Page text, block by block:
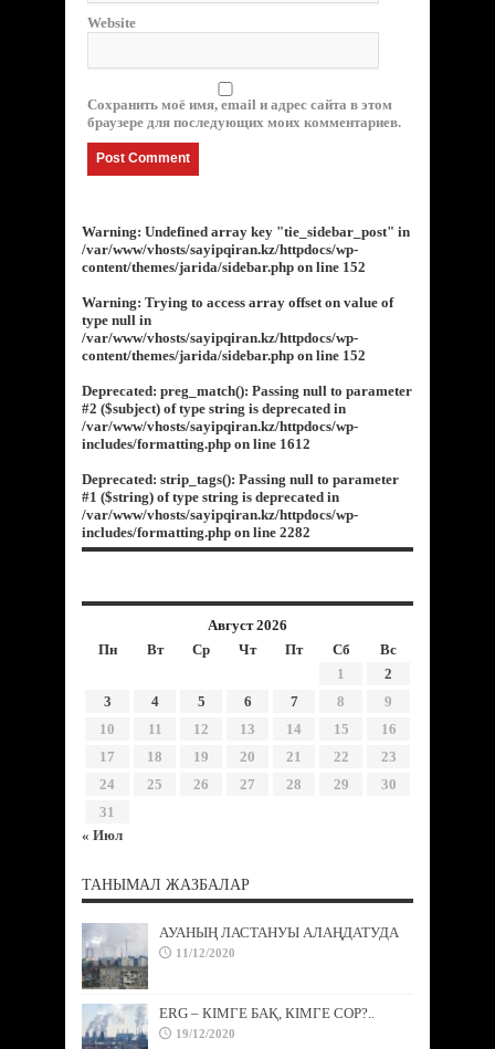
Website
Сохранить моё имя, email и адрес сайта в этом
браузере для последующих моих комментариев.
Warning: Undefined array key "tie_sidebar_post" in
/var/www/vhosts/sayipqiran.kz/httpdocs/wp-
content/themes/jarida/sidebar.php on line 152
Warning: Trying to access array offset on value of
type null in
/var/www/vhosts/sayipqiran.kz/httpdocs/wp-
content/themes/jarida/sidebar.php on line 152
Deprecated: preg_match(): Passing null to parameter
#2 ($subject) of type string is deprecated in
/var/www/vhosts/sayipqiran.kz/httpdocs/wp-
includes/formatting.php on line 1612
Deprecated: strip_tags(): Passing null to parameter
#1 ($string) of type string is deprecated in
/var/www/vhosts/sayipqiran.kz/httpdocs/wp-
includes/formatting.php on line 2282
Август 2026
Пн
Вт Ср Чт Пт Сб
Вс
1
2
3
4 5 6 7 8
9
10
11 12 13 14 15
16
17
18 19 20 21 22
23
24
25 26 27 28 29
30
31
« Июл
ТАНЫМАЛ ЖАЗБАЛАР
АУАНЫҢ ЛАСТАНУЫ АЛАҢДАТУДА
11/12/2020
ERG – КІМГЕ БАҚ, КІМГЕ СОР?..
19/12/2020